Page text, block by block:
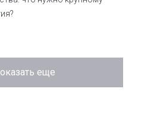
еще